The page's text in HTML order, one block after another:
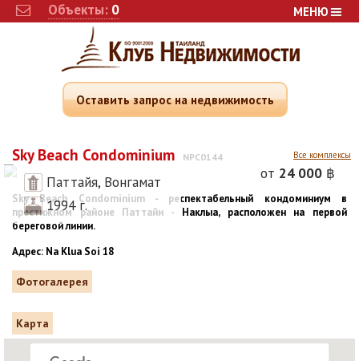
МЕНЮ
Оставить запрос на недвижимость
Объекты: 0
Все комплексы
Sky Beach Condominium NPC0144
Паттайя, Вонгамат
1994 г.
от 24 000 ฿
Sky Beach Condominium - респектабельный кондоминиум в
престижном районе Паттайи - Наклыа, расположен на первой
береговой линии.
Адрес: Na Klua Soi 18
Фотогалерея
Карта